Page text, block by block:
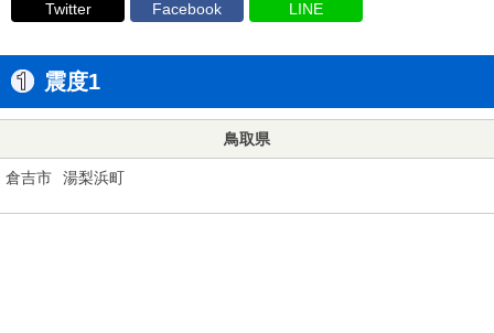
Twitter Facebook LINE
震度1
鳥取県
倉吉市 湯梨浜町